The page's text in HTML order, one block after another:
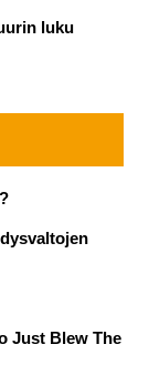
luku
Just Blew The